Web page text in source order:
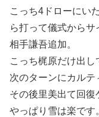
こっち4ドローにい
ら打って儀式からサ
相手謙吾追加。
こっち梶原だけ出し
次のターンにカルテ
その後里美出て回復
やっぱり雪は楽です